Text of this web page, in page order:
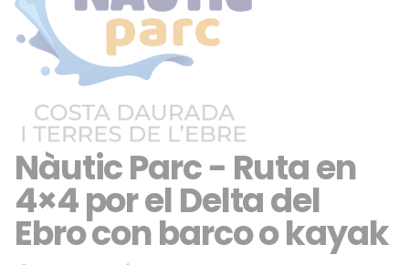
Nàutic Parc - Ruta en
4×4 por el Delta del
Ebro con barco o kayak